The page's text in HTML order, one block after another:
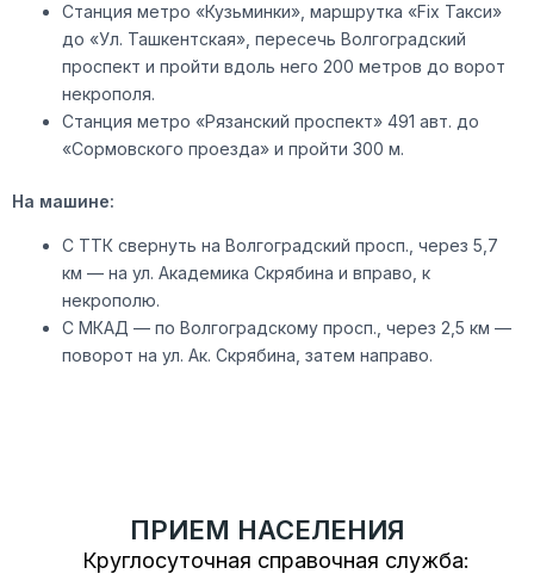
Станция метро «Кузьминки», маршрутка «Fix Такси»
до «Ул. Ташкентская», пересечь Волгоградский
проспект и пройти вдоль него 200 метров до ворот
некрополя.
Станция метро «Рязанский проспект» 491 авт. до
«Сормовского проезда» и пройти 300 м.
На машине:
С ТТК свернуть на Волгоградский просп., через 5,7
км — на ул. Академика Скрябина и вправо, к
некрополю.
С МКАД — по Волгоградскому просп., через 2,5 км —
поворот на ул. Ак. Скрябина, затем направо.
ПРИЕМ НАСЕЛЕНИЯ
Круглосуточная справочная служба: